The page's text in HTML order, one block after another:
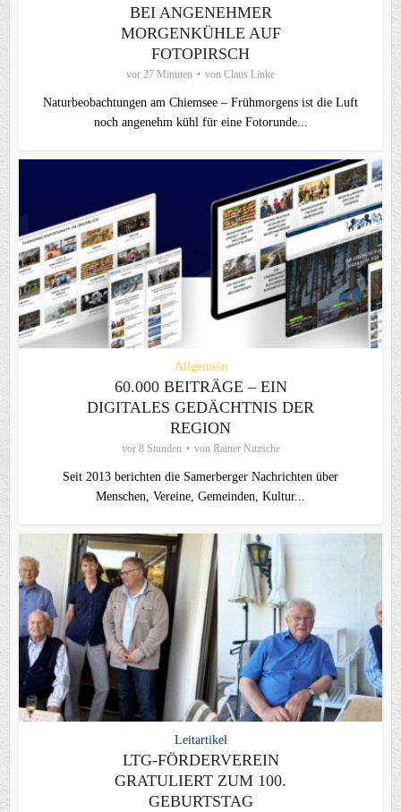
BEI ANGENEHMER
MORGENKÜHLE AUF
FOTOPIRSCH
vor 27 Minuten von Claus Linke
Naturbeobachtungen am Chiemsee – Frühmorgens ist die Luft
noch angenehm kühl für eine Fotorunde...
Allgemein
60.000 BEITRÄGE – EIN
DIGITALES GEDÄCHTNIS DER
REGION
vor 8 Stunden von Rainer Nitzsche
Seit 2013 berichten die Samerberger Nachrichten über
Menschen, Vereine, Gemeinden, Kultur...
Leitartikel
LTG-FÖRDERVEREIN
GRATULIERT ZUM 100.
GEBURTSTAG